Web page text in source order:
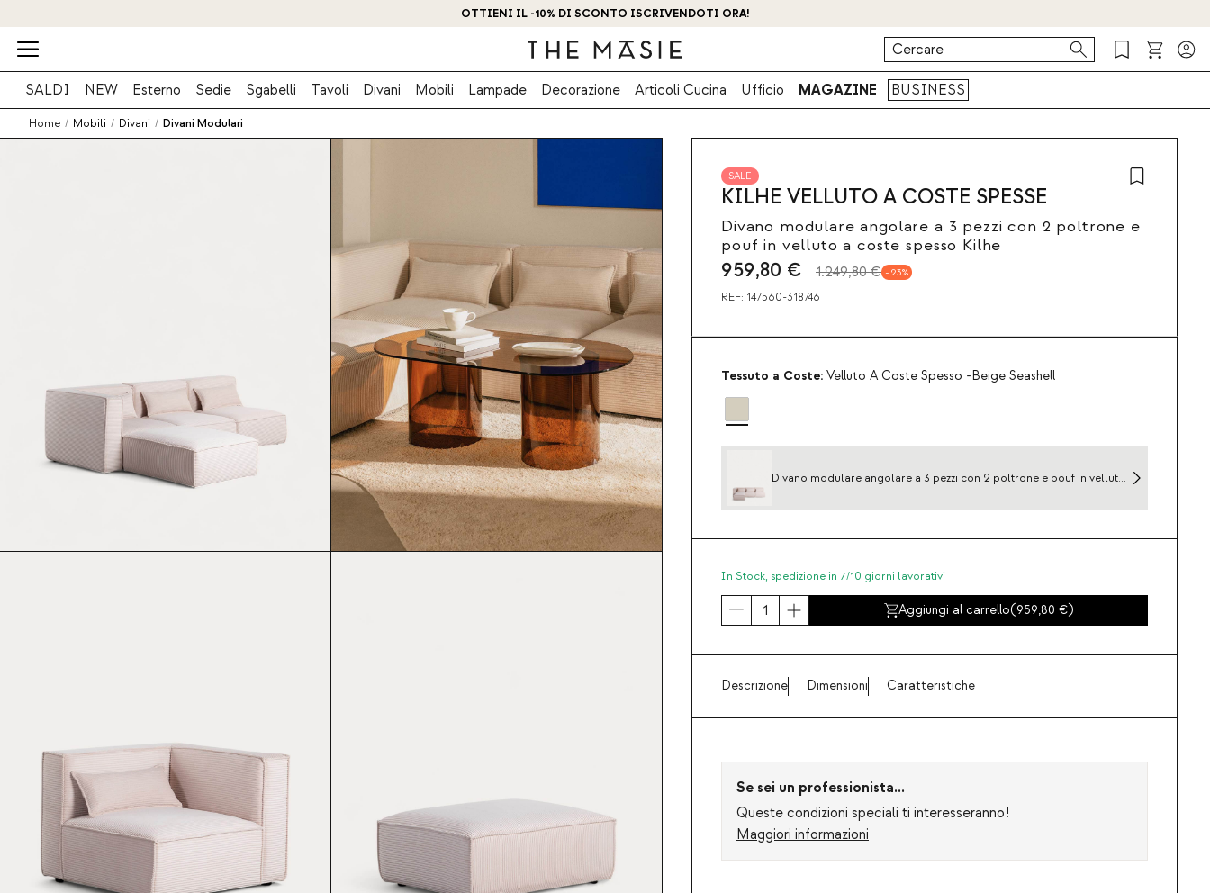
OTTIENI IL -10% DI SCONTO ISCRIVENDOTI ORA!
SALDI NEW Esterno Sedie Sgabelli Tavoli Divani Mobili Lampade Decorazione Articoli Cucina Ufficio MAGAZINE BUSINESS
Home / Mobili / Divani / Divani Modulari
SALE
KILHE VELLUTO A COSTE SPESSE
Divano modulare angolare a 3 pezzi con 2 poltrone e
pouf in velluto a coste spesso Kilhe
959,80 € 1.249,80 € 23
REF: 147560-318746
Tessuto a Coste: Velluto A Coste Spesso -Beige Seashell
Divano modulare angolare a 3 pezzi con 2 poltrone e pouf in velluto
In Stock, spedizione in 7/10 giorni lavorativi
Aggiungi al carrello(959,80 )
Descrizione Dimensioni Caratteristiche
Se sei un professionista...
Queste condizioni speciali ti interesseranno!
Maggiori informazioni